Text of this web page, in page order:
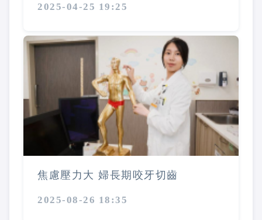
2025-04-25 19:25
焦慮壓力大 婦長期咬牙切齒
2025-08-26 18:35